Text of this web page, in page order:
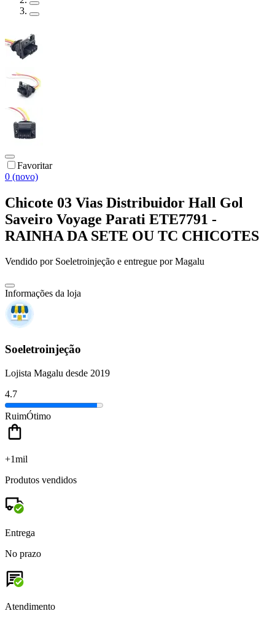
Favoritar
0 (novo)
Chicote 03 Vias Distribuidor Hall Gol
Saveiro Voyage Parati ETE7791 -
RAINHA DA SETE OU TC CHICOTES
Vendido por Soeletroinjeção e entregue por Magalu
Informações da loja
Soeletroinjeção
Lojista Magalu desde 2019
4.7
RuimÓtimo
+1mil
Produtos vendidos
Entrega
No prazo
Atendimento